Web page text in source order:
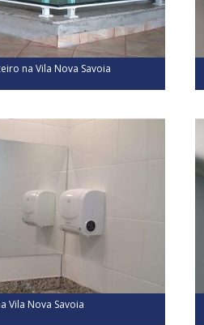
na Vila Nova Savoia
Vila Nova Savoia